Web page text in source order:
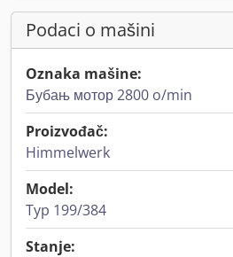
Podaci o mašini
Oznaka mašine:
Бубањ мотор 2800 o/min
Proizvođač:
Himmelwerk
Model:
Typ 199/384
Stanje: